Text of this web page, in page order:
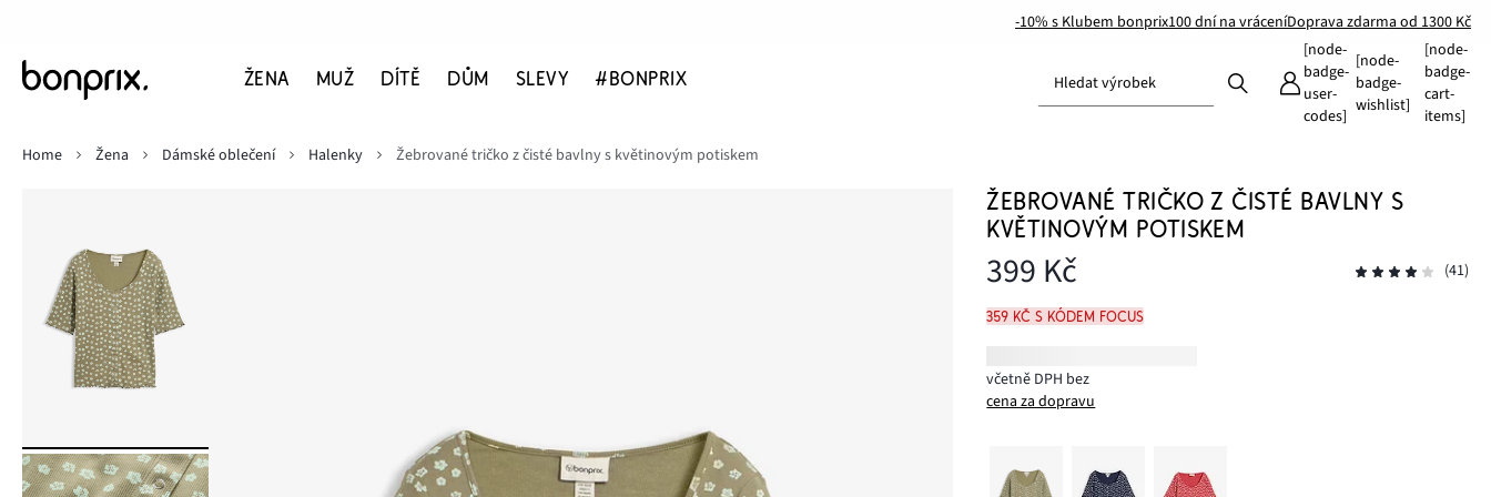
-10% s Klubem bonprix100 dní na vráceníDoprava zdarma od 1300 Kč
ŽENA MUŽ DÍTĚ DŮM SLEVY #BONPRIX Hledat výrobek
[node-
badge-
user-
codes]
[node-
badge-
wishlist]
[node-
badge-
cart-
items]
Home
Žena Dámské oblečení Halenky Žebrované tričko z čisté bavlny s květinovým potiskem
ŽEBROVANÉ TRIČKO Z ČISTÉ BAVLNY S
KVĚTINOVÝM POTISKEM
399 Kč (41)
359 Kč s kódem FOCUS
včetně DPH bez
cena za dopravu